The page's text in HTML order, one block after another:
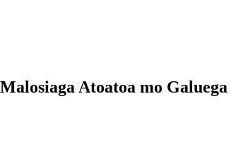
Atoatoa mo